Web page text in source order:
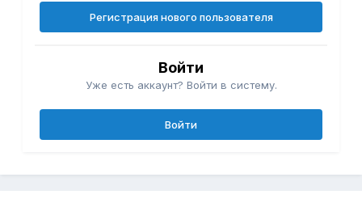
Регистрация нового пользователя
Войти
Уже есть аккаунт? Войти в систему.
Войти